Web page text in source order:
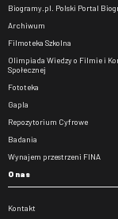
Biogramy.pl. Polski Portal
Archiwum
Filmoteka Szkolna
Olimpiada Wiedzy o Filmie i
Społecznej
Fototeka
Gapla
Repozytorium Cyfrowe
Badania
Wynajem przestrzeni FINA
O nas
Kontakt